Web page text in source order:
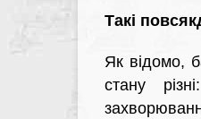
Такі
Як відомо,
стану